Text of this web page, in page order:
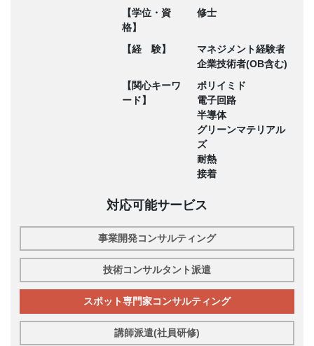
【学位・資
格】
修士
【経 験】
マネジメント経験者
企業技術者(OB含む)
【関心キーワ
ード】
ポリイミド
電子回路
半導体
グリーンマテリアル
ズ
耐熱
接着
対応可能サービス
事業開発コンサルティング
技術コンサルタント派遣
スポット専門家コンサルティング
講師派遣(社員研修)